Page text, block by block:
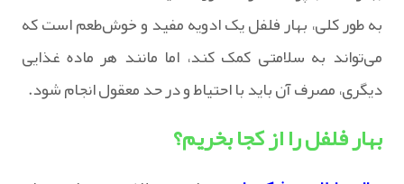
به طور کلی، بهار فلفل یک ادویه مفید و خوش‌طعم است که
می‌تواند به سلامتی کمک کند، اما مانند هر ماده غذایی
دیگری، مصرف آن باید با احتیاط و در حد معقول انجام شود.
بهار فلفل را از کجا بخریم؟